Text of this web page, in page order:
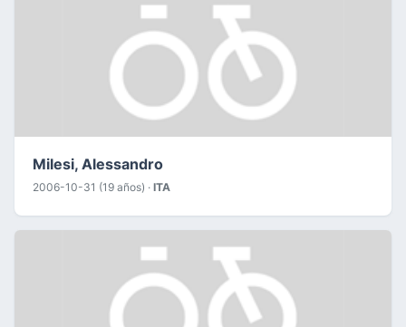
Milesi, Alessandro
2006-10-31 (19 años) · ITA